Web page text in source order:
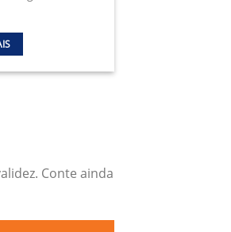
Conte ainda